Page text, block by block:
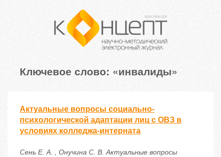
Ключевое слово: «инвалиды»
Актуальные вопросы социально-
психологической адаптации лиц с ОВЗ в
условиях колледжа-интерната
Cень Е. А. , Онучина С. В. Актуальные вопросы